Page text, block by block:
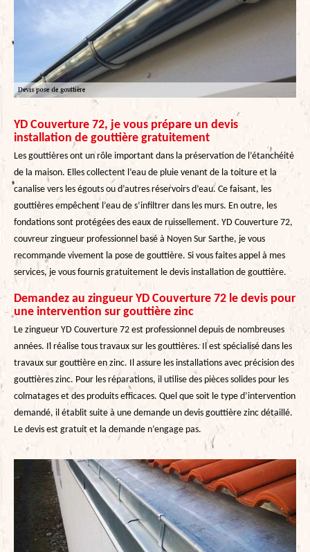
YD Couverture 72, je vous prépare un devis
installation de gouttière gratuitement
Les gouttières ont un rôle important dans la préservation de l’étanchéité
de la maison. Elles collectent l’eau de pluie venant de la toiture et la
canalise vers les égouts ou d’autres réservoirs d’eau. Ce faisant, les
gouttières empêchent l’eau de s’infiltrer dans les murs. En outre, les
fondations sont protégées des eaux de ruissellement. YD Couverture 72,
couvreur zingueur professionnel basé à Noyen Sur Sarthe, je vous
recommande vivement la pose de gouttière. Si vous faites appel à mes
services, je vous fournis gratuitement le devis installation de gouttière.
Demandez au zingueur YD Couverture 72 le devis pour
une intervention sur gouttière zinc
Le zingueur YD Couverture 72 est professionnel depuis de nombreuses
années. Il réalise tous travaux sur les gouttières. Il est spécialisé dans les
travaux sur gouttière en zinc. Il assure les installations avec précision des
gouttières zinc. Pour les réparations, il utilise des pièces solides pour les
colmatages et des produits efficaces. Quel que soit le type d’intervention
demandé, il établit suite à une demande un devis gouttière zinc détaillé.
Le devis est gratuit et la demande n’engage pas.